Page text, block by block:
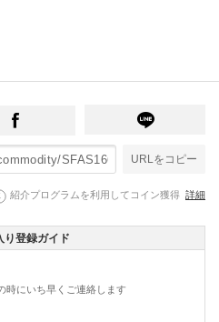
URLをコピー
紹介プログラムを利用してコイン獲得 詳細
り登録ガイド
時にいち早くご連絡します